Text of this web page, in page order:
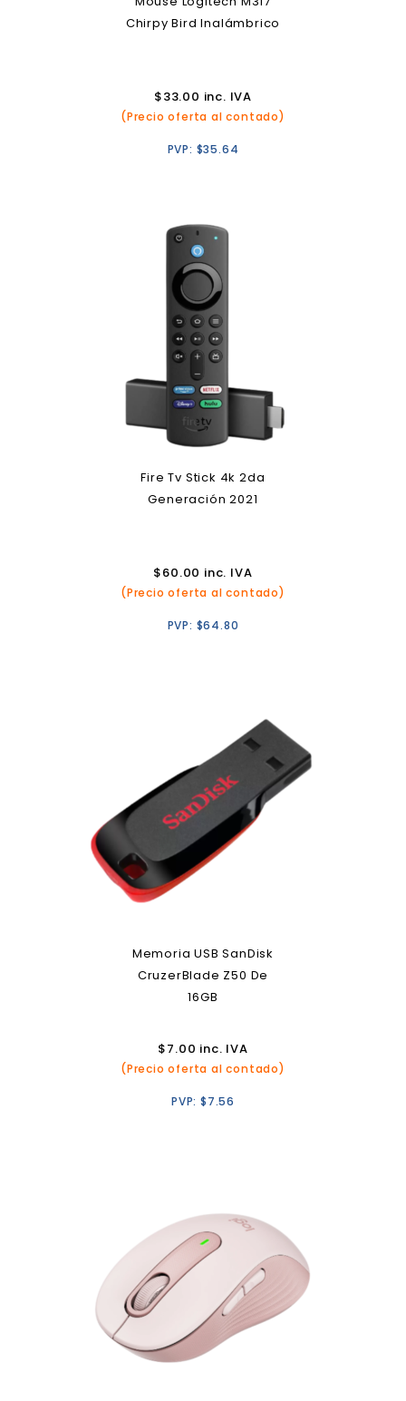
Chirpy Bird Inalámbrico
$33.00 inc. IVA
(Precio oferta al contado)
PVP: $35.64
Fire Tv Stick 4k 2da
Generación 2021
$60.00 inc. IVA
(Precio oferta al contado)
PVP: $64.80
Memoria USB SanDisk
CruzerBlade Z50 De
16GB
$7.00 inc. IVA
(Precio oferta al contado)
PVP: $7.56